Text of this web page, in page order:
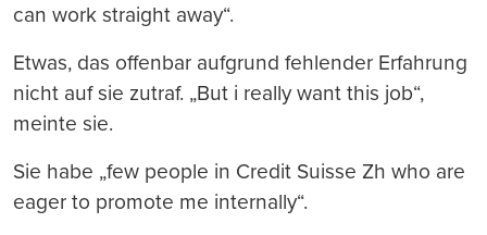
can work straight away“.
Etwas, das offenbar aufgrund fehlender Erfahrung
nicht auf sie zutraf. „But i really want this job“,
meinte sie.
Sie habe „few people in Credit Suisse Zh who are
eager to promote me internally“.